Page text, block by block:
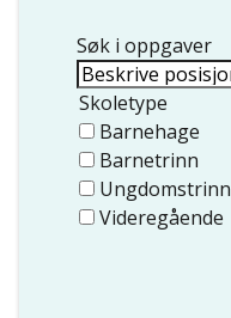
Søk i oppgaver
Skoletype
Barnehage
Barnetrinn
Ungdomstrinn
Videregående